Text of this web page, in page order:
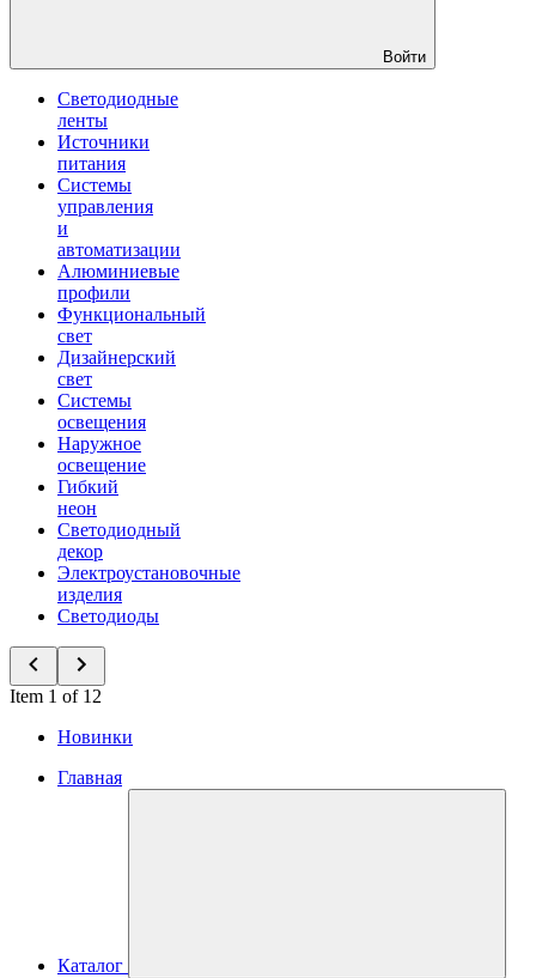
Войти
Светодиодные
ленты
Источники
питания
Системы
управления
и
автоматизации
Алюминиевые
профили
Функциональный
свет
Дизайнерский
свет
Системы
освещения
Наружное
освещение
Гибкий
неон
Светодиодный
декор
Электроустановочные
изделия
Светодиоды
Item 1 of 12
Новинки
Главная
Каталог